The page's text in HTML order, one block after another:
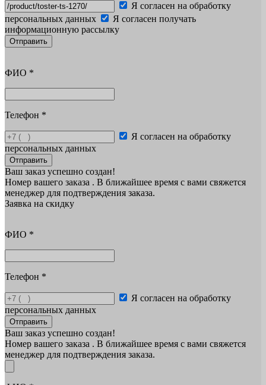
Я согласен на обработку
персональных данных
Я согласен получать
информационную рассылку
Отправить
ФИО *
Телефон *
Я согласен на обработку
персональных данных
Отправить
Ваш заказ успешно создан!
Номер вашего заказа . В ближайшее время с вами свяжется
менеджер для подтверждения заказа.
Заявка на скидку
ФИО *
Телефон *
Я согласен на обработку
персональных данных
Отправить
Ваш заказ успешно создан!
Номер вашего заказа . В ближайшее время с вами свяжется
менеджер для подтверждения заказа.